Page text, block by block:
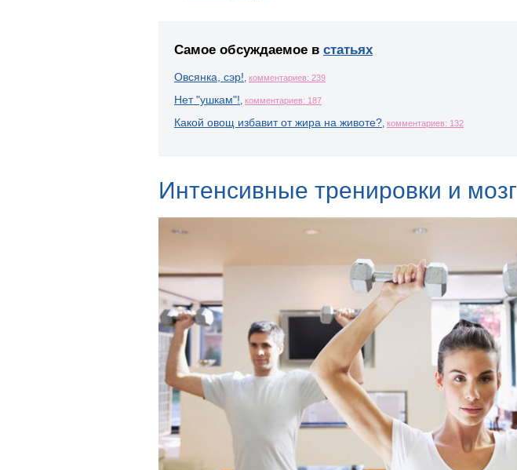
Самое обсуждаемое в статьях
Овсянка, сэр!, комментариев: 239
Нет "ушкам"!, комментариев: 187
Какой овощ избавит от жира на животе?, комментариев: 132
Интенсивные тренировки и мозг